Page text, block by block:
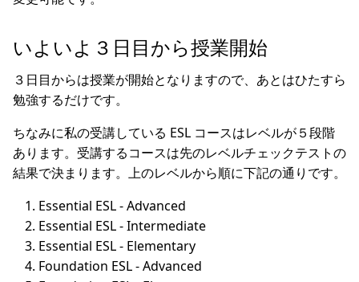
いよいよ３日目から授業開始
３日目からは授業が開始となりますので、あとはひたすら
勉強するだけです。
ちなみに私の受講している ESL コースはレベルが５段階
あります。受講するコースは先のレベルチェックテストの
結果で決まります。上のレベルから順に下記の通りです。
Essential ESL - Advanced
Essential ESL - Intermediate
Essential ESL - Elementary
Foundation ESL - Advanced